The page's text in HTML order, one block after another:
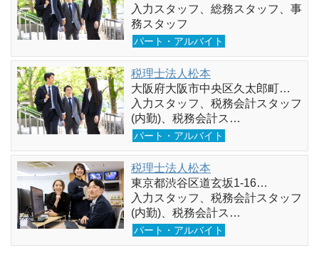
入力スタッフ、総務スタッフ、事
務スタッフ
パート・アルバイト
税理士法人松本
大阪府大阪市中央区久太郎町…
入力スタッフ、税務会計スタッフ
(内勤)、税務会計ス…
パート・アルバイト
税理士法人松本
東京都渋谷区道玄坂1-16…
入力スタッフ、税務会計スタッフ
(内勤)、税務会計ス…
パート・アルバイト